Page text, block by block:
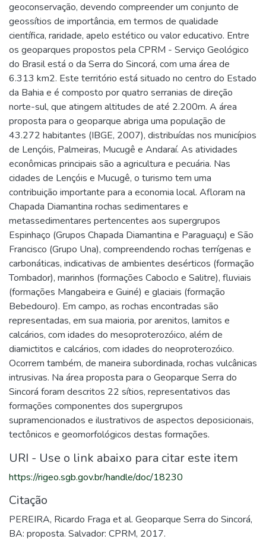
geoconservação, devendo compreender um conjunto de
geossítios de importância, em termos de qualidade
científica, raridade, apelo estético ou valor educativo. Entre
os geoparques propostos pela CPRM - Serviço Geológico
do Brasil está o da Serra do Sincorá, com uma área de
6.313 km2. Este território está situado no centro do Estado
da Bahia e é composto por quatro serranias de direção
norte-sul, que atingem altitudes de até 2.200m. A área
proposta para o geoparque abriga uma população de
43.272 habitantes (IBGE, 2007), distribuídas nos municípios
de Lençóis, Palmeiras, Mucugê e Andaraí. As atividades
econômicas principais são a agricultura e pecuária. Nas
cidades de Lençóis e Mucugê, o turismo tem uma
contribuição importante para a economia local. Afloram na
Chapada Diamantina rochas sedimentares e
metassedimentares pertencentes aos supergrupos
Espinhaço (Grupos Chapada Diamantina e Paraguaçu) e São
Francisco (Grupo Una), compreendendo rochas terrígenas e
carbonáticas, indicativas de ambientes desérticos (formação
Tombador), marinhos (formações Caboclo e Salitre), fluviais
(formações Mangabeira e Guiné) e glaciais (formação
Bebedouro). Em campo, as rochas encontradas são
representadas, em sua maioria, por arenitos, lamitos e
calcários, com idades do mesoproterozóico, além de
diamictitos e calcários, com idades do neoproterozóico.
Ocorrem também, de maneira subordinada, rochas vulcânicas
intrusivas. Na área proposta para o Geoparque Serra do
Sincorá foram descritos 22 sítios, representativos das
formações componentes dos supergrupos
supramencionados e ilustrativos de aspectos deposicionais,
tectônicos e geomorfológicos destas formações.
URI - Use o link abaixo para citar este item
https://rigeo.sgb.gov.br/handle/doc/18230
Citação
PEREIRA, Ricardo Fraga et al. Geoparque Serra do Sincorá,
BA: proposta. Salvador: CPRM, 2017.